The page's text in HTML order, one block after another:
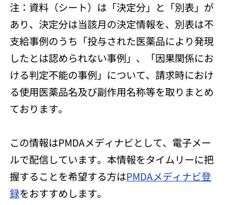
注：資料（シート）は「決定分」と「別表」が
あり、決定分は当該月の決定情報を、別表は不
支給事例のうち「投与された医薬品により発現
したとは認められない事例」、「因果関係にお
ける判定不能の事例」について、請求時におけ
る使用医薬品名及び副作用名称等を取りまとめ
ております。
この情報はPMDAメディナビとして、電子メー
ルで配信しています。本情報をタイムリーに把
握することを希望する方はPMDAメディナビ登
録をおすすめします。